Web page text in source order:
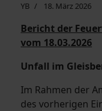
YB 18. März 2026
Bericht der
vom 18.03.2026
Unfall im
Im Rahmen der
des vorherigen